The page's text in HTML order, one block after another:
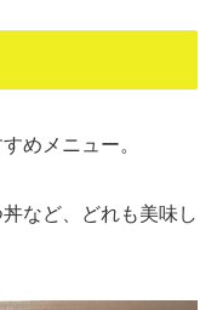
めメニュー。
など、どれも美味し